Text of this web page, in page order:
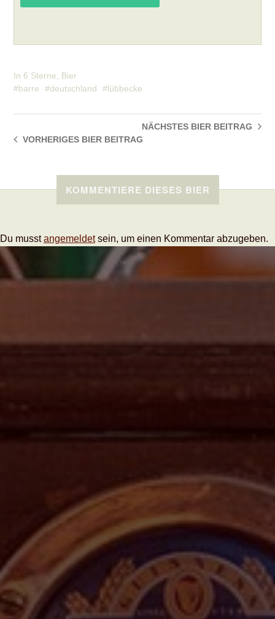
In 6 Sterne
Bier
barre
deutschland lübbecke
NÄCHSTES BIERBEITRAG
VORHERIGES BIER BEITRAG
KOMMENTIERE DIESES BIER
Du musstangemeldetsein, um einen Kommentar abzugeben.